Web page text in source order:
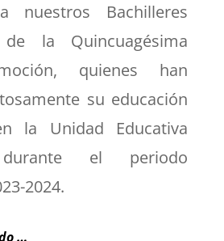
nuestros Bachilleres
la Quincuagésima
quienes han
su educación
la Unidad Educativa
el periodo
2024.
…